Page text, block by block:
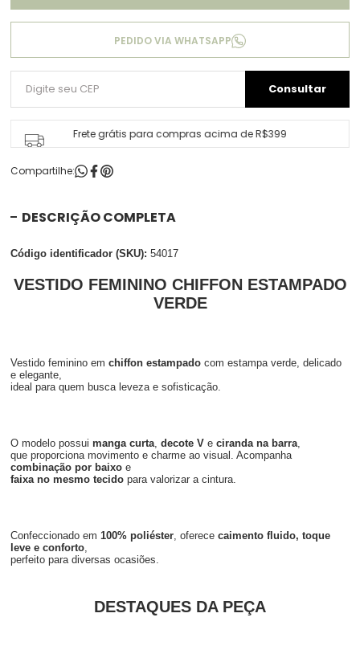
PEDIDO VIA WHATSAPP
Frete grátis para compras acima de R$399
Compartilhe:
DESCRIÇÃO COMPLETA
Código identificador (SKU): 54017
VESTIDO FEMININO CHIFFON ESTAMPADO
VERDE
Vestido feminino emchiffon estampado com estampa verde, delicado
e elegante,
ideal para quem busca leveza e sofisticação.
O modelo possuimanga curta,decote V eciranda na barra,
que proporciona movimento e charme ao visual. Acompanha
combinação por baixo e
faixa no mesmo tecido para valorizar a cintura.
Confeccionado em100% poliéster, oferececaimento fluido, toque
leve e conforto,
perfeito para diversas ocasiões.
DESTAQUES DA PEÇA